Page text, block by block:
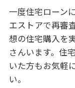
一度住宅ローン
エストアで再審
想の住宅購入を
さんいます。住
いた方もお気軽
い。